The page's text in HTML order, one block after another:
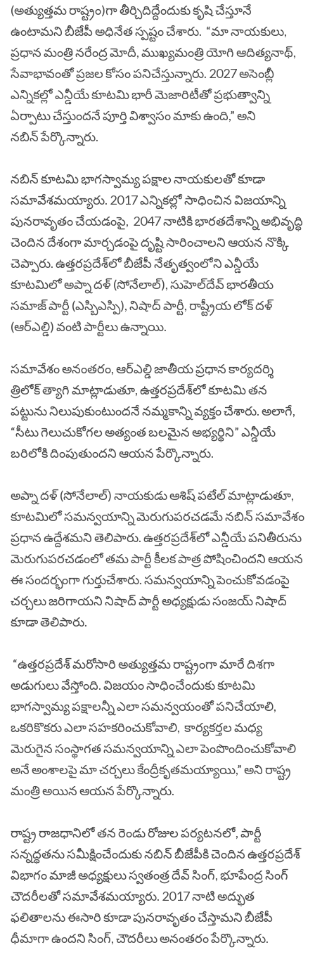
(అత్యుత్తమ రాష్ట్రం)గా తీర్చిదిద్దేందుకు కృషి చేస్తూనే
ఉంటామని బీజేపీ అధినేత స్పష్టం చేశారు. “మా నాయకులు,
ప్రధాన మంత్రి నరేంద్ర మోదీ, ముఖ్యమంత్రి యోగి ఆదిత్యనాథ్,
సేవాభావంతో ప్రజల కోసం పనిచేస్తున్నారు. 2027 అసెంబ్లీ
ఎన్నికల్లో ఎన్డీయే కూటమి భారీ మెజారిటీతో ప్రభుత్వాన్ని
ఏర్పాటు చేస్తుందనే పూర్తి విశ్వాసం మాకు ఉంది,” అని
నబిన్ పేర్కొన్నారు.
నబిన్ కూటమి భాగస్వామ్య పక్షాల నాయకులతో కూడా
సమావేశమయ్యారు. 2017 ఎన్నికల్లో సాధించిన విజయాన్ని
పునరావృతం చేయడంపై, 2047 నాటికి భారతదేశాన్ని అభివృద్ధి
చెందిన దేశంగా మార్చడంపై దృష్టి సారించాలని ఆయన నొక్కి
చెప్పారు. ఉత్తరప్రదేశ్‌లో బీజేపీ నేతృత్వంలోని ఎన్డీయే
కూటమిలో అప్నా దళ్ (సోనేలాల్), సుహెల్‌దేవ్ భారతీయ
సమాజ్ పార్టీ (ఎస్బిఎస్పి), నిషాద్ పార్టీ, రాష్ట్రీయ లోక్ దళ్
(ఆర్ఎల్డి) వంటి పార్టీలు ఉన్నాయి.
సమావేశం అనంతరం, ఆర్ఎల్డి జాతీయ ప్రధాన కార్యదర్శి
త్రిలోక్ త్యాగి మాట్లాడుతూ, ఉత్తరప్రదేశ్‌లో కూటమి తన
పట్టును నిలుపుకుంటుందనే నమ్మకాన్ని వ్యక్తం చేశారు. అలాగే,
“సీటు గెలుచుకోగల అత్యంత బలమైన అభ్యర్థిని” ఎన్డీయే
బరిలోకి దింపుతుందని ఆయన పేర్కొన్నారు.
అప్నా దళ్ (సోనేలాల్) నాయకుడు ఆశిష్ పటేల్ మాట్లాడుతూ,
కూటమిలో సమన్వయాన్ని మెరుగుపరచడమే నబిన్ సమావేశం
ప్రధాన ఉద్దేశమని తెలిపారు. ఉత్తరప్రదేశ్‌లో ఎన్డీయే పనితీరును
మెరుగుపరచడంలో తమ పార్టీ కీలక పాత్ర పోషించిందని ఆయన
ఈ సందర్భంగా గుర్తుచేశారు.సమన్వయాన్ని పెంచుకోవడంపై
చర్చలు జరిగాయని నిషాద్ పార్టీ అధ్యక్షుడు సంజయ్ నిషాద్
కూడా తెలిపారు.
“ఉత్తరప్రదేశ్ మరోసారి అత్యుత్తమ రాష్ట్రంగా మారే దిశగా
అడుగులు వేస్తోంది. విజయం సాధించేందుకు కూటమి
భాగస్వామ్య పక్షాలన్నీ ఎలా సమన్వయంతో పనిచేయాలి,
ఒకరికొకరు ఎలా సహకరించుకోవాలి, కార్యకర్తల మధ్య
మెరుగైన సంస్థాగత సమన్వయాన్ని ఎలా పెంపొందించుకోవాలి
అనే అంశాలపై మా చర్చలు కేంద్రీకృతమయ్యాయి,” అని రాష్ట్ర
మంత్రి అయిన ఆయన పేర్కొన్నారు.
రాష్ట్ర రాజధానిలో తన రెండు రోజుల పర్యటనలో, పార్టీ
సన్నద్ధతను సమీక్షించేందుకు నబిన్ బీజేపీకి చెందిన ఉత్తరప్రదేశ్
విభాగం మాజీ అధ్యక్షులు స్వతంత్ర దేవ్ సింగ్, భూపేంద్ర సింగ్
చౌదరీలతో సమావేశమయ్యారు. 2017 నాటి అద్భుత
ఫలితాలను ఈసారి కూడా పునరావృతం చేస్తామని బీజేపీ
ధీమాగా ఉందని సింగ్, చౌదరీలు అనంతరం పేర్కొన్నారు.